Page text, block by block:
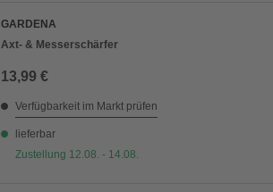
GARDENA
Axt- & Messerschärfer
13,99 €
Verfügbarkeit im Markt prüfen
lieferbar
Zustellung 12.08. - 14.08.